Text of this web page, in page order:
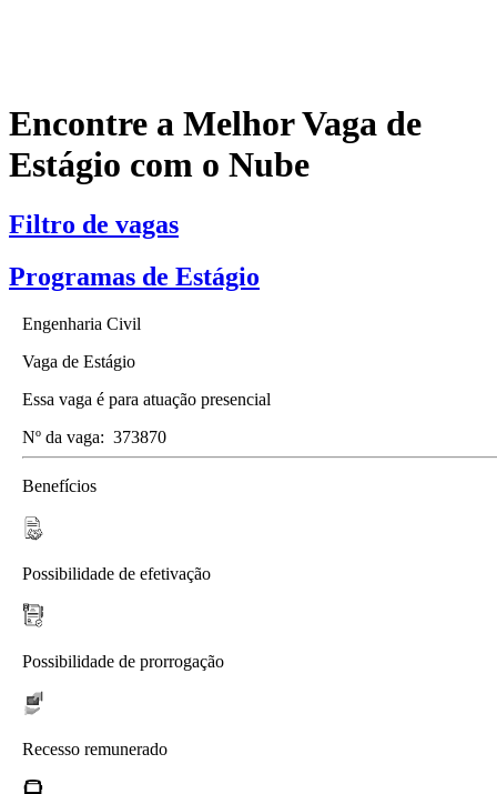
Encontre a Melhor Vaga de
Estágio com o Nube
Filtro de vagas
Programas de Estágio
Engenharia Civil
Vaga de Estágio
Essa vaga é para atuação presencial
Nº da vaga: 373870
Benefícios
Possibilidade de efetivação
Possibilidade de prorrogação
Recesso remunerado